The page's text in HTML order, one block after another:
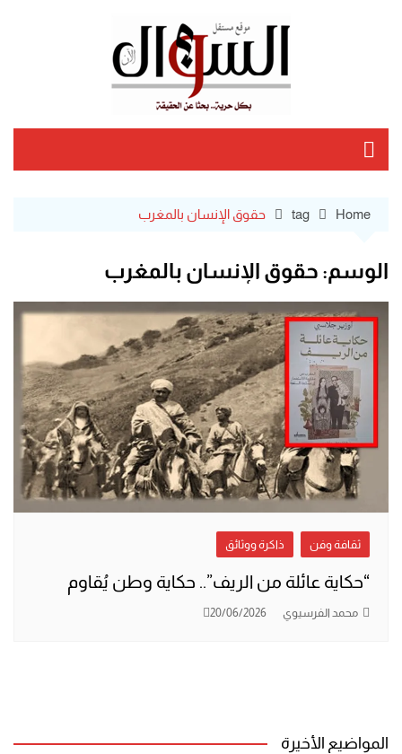
Home
tag حقوق الإنسان بالمغرب
الوسم: حقوق الإنسان بالمغرب
ثقافة وفن ذاكرة ووثائق
“حكاية عائلة من الريف”.. حكاية وطن يُقاوم
محمد الفرسيوي 20/06/2026
المواضيع الأخيرة